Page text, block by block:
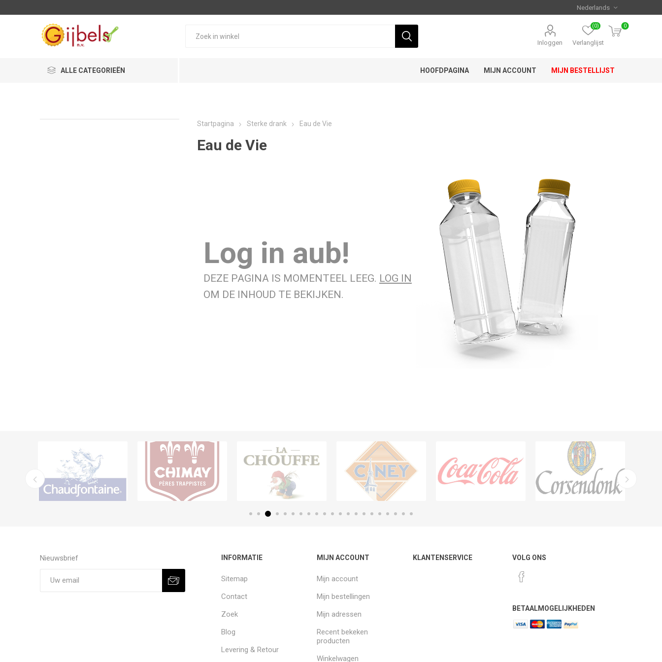
Inloggen Verlanglijst
(0) 0
ALLE CATEGORIEËN HOOFDPAGINA MIJN ACCOUNT MIJN BESTELLIJST
Startpagina Sterke drank Eau de Vie
Eau de Vie
Log in aub!
DEZE PAGINA IS MOMENTEEL LEEG. LOG IN
OM DE INHOUD TE BEKIJKEN.
Nieuwsbrief INFORMATIE
Sitemap
Contact
Zoek
Blog
Levering & Retour
MIJN ACCOUNT
Mijn account
Mijn bestellingen
Mijn adressen
Recent bekeken
producten
Winkelwagen
KLANTENSERVICE VOLG ONS
BETAALMOGELIJKHEDEN